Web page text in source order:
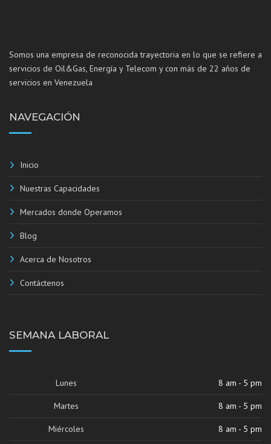
Somos una empresa de reconocida trayectoria en lo que se refiere a
servicios de Oil&Gas, Energía y Telecom y con más de 22 años de
servicios en Venezuela
NAVEGACIÓN
Inicio
Nuestras Capacidades
Mercados donde Operamos
Blog
Acerca de Nosotros
Contáctenos
SEMANA LABORAL
Lunes 8 am - 5 pm
Martes 8 am - 5 pm
Miércoles 8 am - 5 pm